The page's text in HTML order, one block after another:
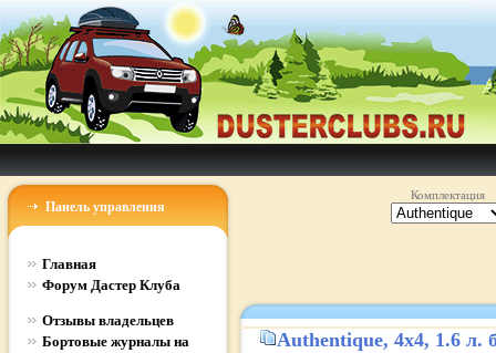
Панель управления
Главная
Форум Дастер Клуба
Отзывы владельцев
Бортовые журналы на
Комплектация
Authentique, 4x4, 1.6 л.